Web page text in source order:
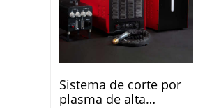
Sistema de corte por
plasma de alta